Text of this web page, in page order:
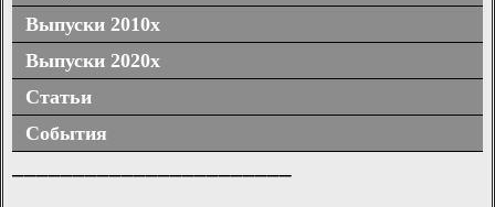
Выпуски 2010х
Выпуски 2020х
Статьи
События